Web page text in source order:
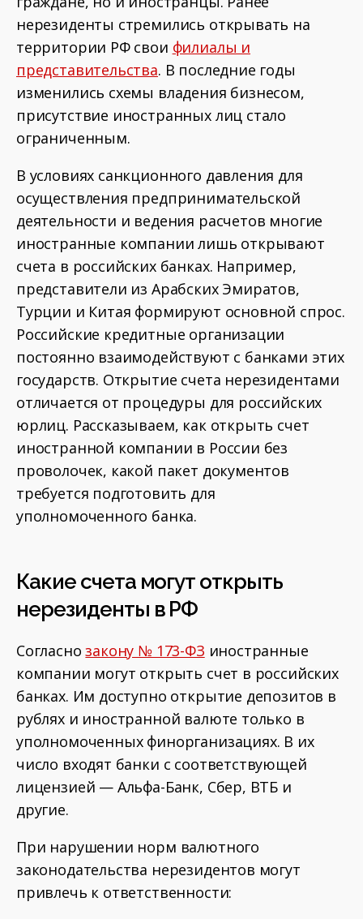
нерезиденты стремились открывать на
территории РФ свои филиалы и
представительства. В последние годы
изменились схемы владения бизнесом,
присутствие иностранных лиц стало
ограниченным.
В условиях санкционного давления для
осуществления предпринимательской
деятельности и ведения расчетов многие
иностранные компании лишь открывают
счета в российских банках. Например,
представители из Арабских Эмиратов,
Турции и Китая формируют основной спрос.
Российские кредитные организации
постоянно взаимодействуют с банками этих
государств. Открытие счета нерезидентами
отличается от процедуры для российских
юрлиц. Рассказываем, как открыть счет
иностранной компании в России без
проволочек, какой пакет документов
требуется подготовить для
уполномоченного банка.
Какие счета могут открыть
нерезиденты в РФ
Согласнозакону № 173-ФЗ иностранные
компании могут открыть счет в российских
банках. Им доступно открытие депозитов в
рублях и иностранной валюте только в
уполномоченных финорганизациях. В их
число входят банки с соответствующей
лицензией — Альфа-Банк, Сбер, ВТБ и
другие.
При нарушении норм валютного
законодательства нерезидентов могут
привлечь к ответственности: